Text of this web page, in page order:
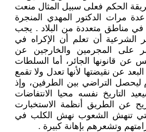
الحكم فعلى سبيل المثال منعت
مرات الدكتور المهدي المنجرة
في مناطق متعددة من البلاد . يجب
الشرعية أن تعلم أن الإكراه في
على المجرمين والخارجين عن
عن قانونها الجائر، أما السلطات
عن نقيضتها لأنها تعدل ولا تقمع
ليحصل التراضي بين الطرفين، وإذ
التاريخ نفسه محيا الانتفاضات
عن الطريق أنظمة الاستخبارت
تنهش الشعوب نهش الكلب في
وتشعرهم بإهانة كبيرة .